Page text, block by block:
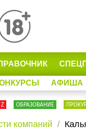
АФИША
ОБРАЗОВАНИЕ
компаний